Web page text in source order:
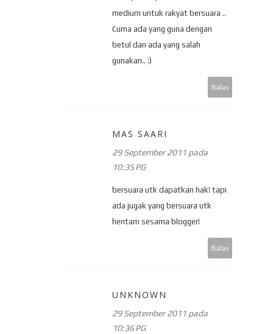
medium untuk rakyat bersuara ..
Cuma ada yang guna dengan
betul dan ada yang salah
gunakan.. :)
Balas
MAS SAARI
29 September 2011 pada
10:35 PG
bersuara utk dapatkan hak! tapi
ada jugak yang bersuara utk
hentam sesama blogger!
Balas
UNKNOWN
29 September 2011 pada
10:36 PG